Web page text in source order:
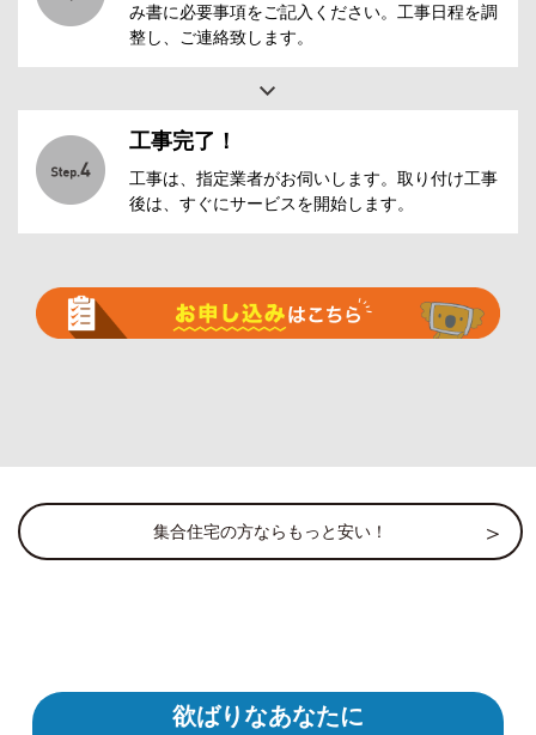
み書に必要事項をご記入ください。工事日程を調
整し、ご連絡致します。
工事完了！
工事は、指定業者がお伺いします。取り付け工事
後は、すぐにサービスを開始します。
集合住宅の方ならもっと安い！
欲ばりなあなたに